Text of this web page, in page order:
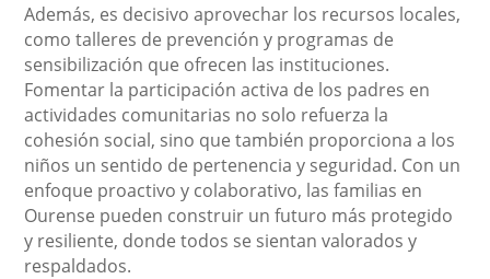
Además, es decisivo aprovechar los recursos locales,
como talleres de prevención y programas de
sensibilización que ofrecen las instituciones.
Fomentar la participación activa de los padres en
actividades comunitarias no solo refuerza la
cohesión social, sino que también proporciona a los
niños un sentido de pertenencia y seguridad. Con un
enfoque proactivo y colaborativo, las familias en
Ourense pueden construir un futuro más protegido
y resiliente, donde todos se sientan valorados y
respaldados.